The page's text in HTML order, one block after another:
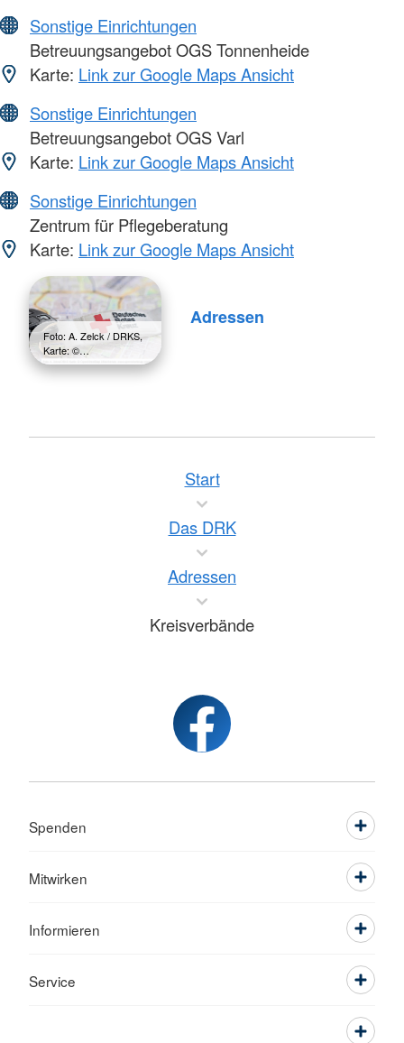
Sonstige Einrichtungen
Betreuungsangebot OGS Tonnenheide
Karte: Link zur Google Maps Ansicht
Sonstige Einrichtungen
Betreuungsangebot OGS Varl
Karte: Link zur Google Maps Ansicht
Sonstige Einrichtungen
Zentrum für Pflegeberatung
Karte: Link zur Google Maps Ansicht
Foto: A. Zelck / DRKS,
Karte: ©…
Adressen
Start
Das DRK
Adressen
Kreisverbände
Spenden
Mitwirken
Informieren
Service